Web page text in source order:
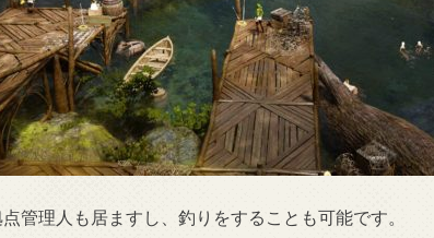
管理人も居ますし、釣りをすることも可能です。